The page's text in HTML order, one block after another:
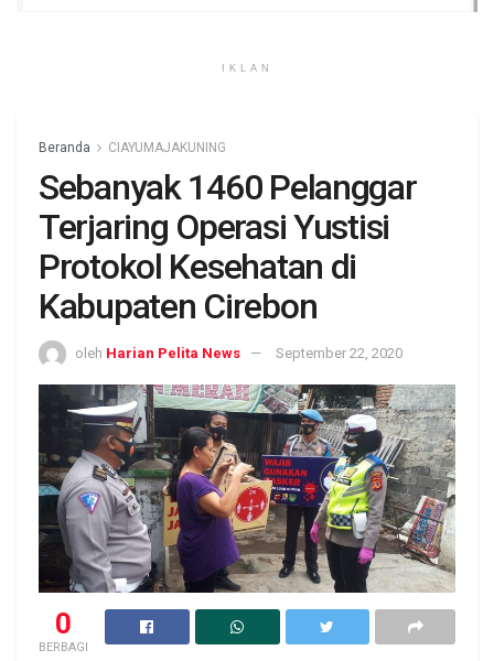
IKLAN
Beranda CIAYUMAJAKUNING
Sebanyak 1460 Pelanggar
Terjaring Operasi Yustisi
Protokol Kesehatan di
Kabupaten Cirebon
oleh Harian Pelita News September 22, 2020
0
BERBAGI